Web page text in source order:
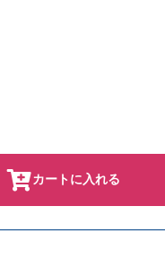
カートに入れる